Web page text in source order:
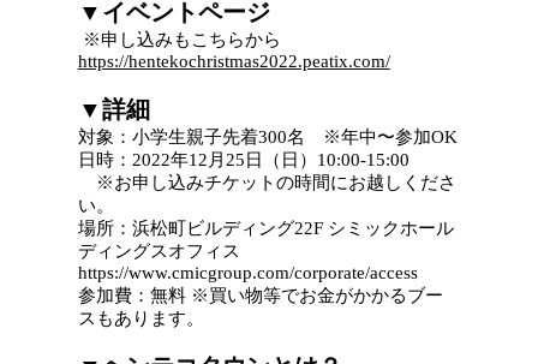
▼イベントページ
※申し込みもこちらから
https://hentekochristmas2022.peatix.com/
▼詳細
対象：小学生親子先着300名 ※年中〜参加OK
日時：2022年12月25日（日）10:00-15:00
※お申し込みチケットの時間にお越しくださ
い。
場所：浜松町ビルディング22F シミックホール
ディングスオフィス
https://www.cmicgroup.com/corporate/access
参加費：無料 ※買い物等でお金がかかるブー
スもあります。